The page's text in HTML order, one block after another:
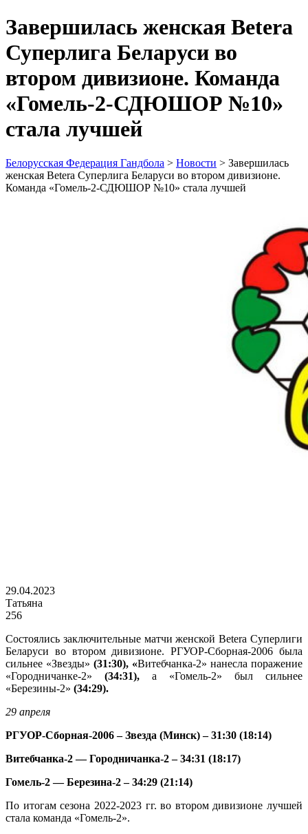
Завершилась женская Betera
Суперлига Беларуси во
втором дивизионе. Команда
«Гомель-2-СДЮШОР №10»
стала лучшей
Белорусская Федерация Гандбола > Новости > Завершилась
женская Betera Суперлига Беларуси во втором дивизионе.
Команда «Гомель-2-СДЮШОР №10» стала лучшей
29.04.2023
Татьяна
256
Состоялись заключительные матчи женской Betera Суперлиги
Беларуси во втором дивизионе. РГУОР-Сборная-2006 была
сильнее «Звезды» (31:30), «Витебчанка-2» нанесла поражение
«Городничанке-2» (34:31), а «Гомель-2» был сильнее
«Березины-2» (34:29).
29 апреля
РГУОР-Сборная-2006 – Звезда (Минск) – 31:30 (18:14)
Витебчанка-2 — Городничанка-2 – 34:31 (18:17)
Гомель-2 — Березина-2 – 34:29 (21:14)
По итогам сезона 2022-2023 гг. во втором дивизионе лучшей
стала команда «Гомель-2».